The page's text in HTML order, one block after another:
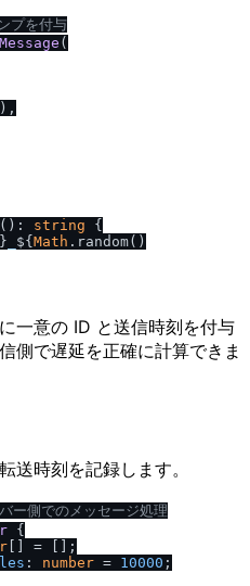
プを付与
(
( ): string {
${ Math .random()
一意の ID と送信時刻を付与
側で遅延を正確に計算できま
送時刻を記録します。
ー側でのメッセージ処理
{
[] = [];
: number = 10000 ;